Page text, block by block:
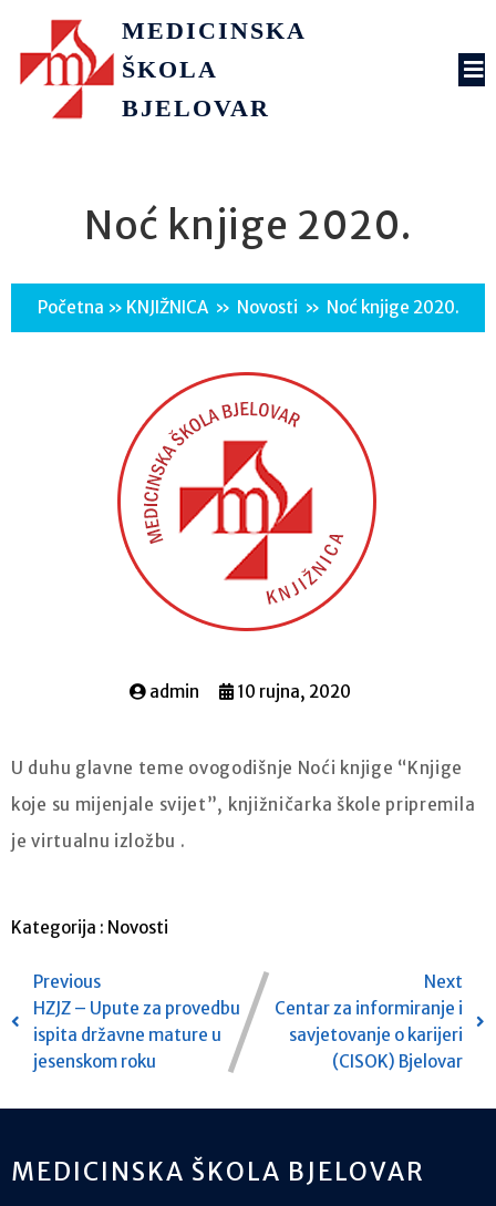
MEDICINSKA
ŠKOLA
BJELOVAR
Noć knjige 2020.
Početna » KNJIŽNICA » Novosti » Noć knjige 2020.
admin 10 rujna, 2020
U duhu glavne teme ovogodišnje Noći knjige “Knjige
koje su mijenjale svijet”, knjižničarka škole pripremila
je virtualnu izložbu .
Kategorija : Novosti
Previous
HZJZ – Upute za provedbu
ispita državne mature u
jesenskom roku
Next
Centar za informiranje i
savjetovanje o karijeri
(CISOK) Bjelovar
MEDICINSKA ŠKOLA BJELOVAR